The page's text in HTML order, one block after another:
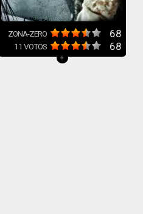
ZONA-ZERO 68
11 VOTOS 68
+